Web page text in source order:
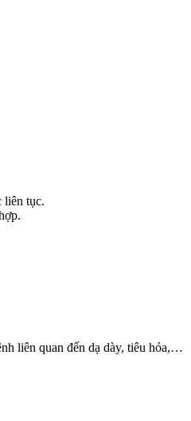
liên tục.
liên quan đến dạ dày, tiêu hóa,…